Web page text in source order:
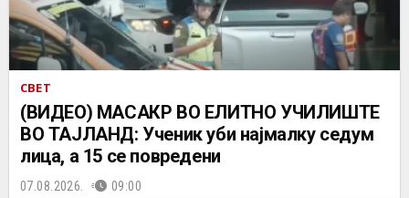
СВЕТ
(ВИДЕО) МАСАКР ВО ЕЛИТНО УЧИЛИШТЕ
ВО ТАЈЛАНД: Ученик уби најмалку седум
лица, а 15 се повредени
07.08.2026. 09:00